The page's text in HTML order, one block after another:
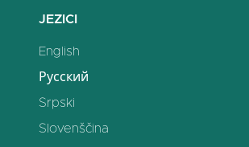
JEZICI
English
Русский
Srpski
Slovenščina